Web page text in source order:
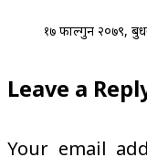
१७ फाल्गुन २०७९,
Leave a
Your email